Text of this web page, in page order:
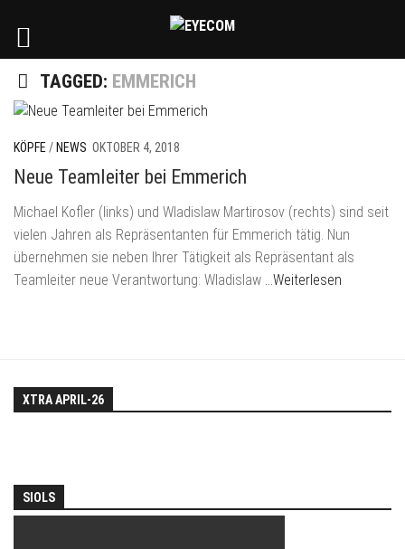
TAGGED: EMMERICH
KÖPFE / NEWS OKTOBER 4, 2018
Neue Teamleiter bei Emmerich
Michael Kofler (links) und Wladislaw Martirosov (rechts) sind seit
vielen Jahren als Repräsentanten für Emmerich tätig. Nun
übernehmen sie neben Ihrer Tätigkeit als Repräsentant als
Teamleiter neue Verantwortung: Wladislaw …Weiterlesen
XTRA APRIL-26
SIOLS